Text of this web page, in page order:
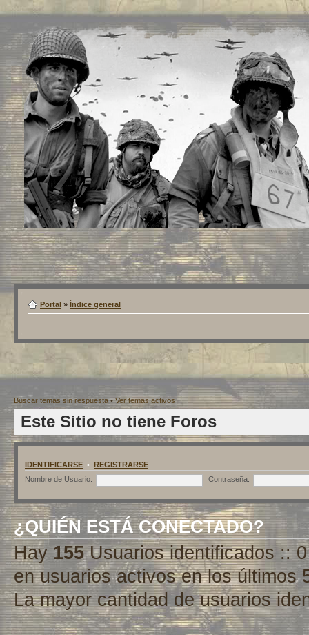
Portal » Índice general
Buscar temas sin respuesta•Ver temas activos
Este Sitio no tiene Foros
IDENTIFICARSE • REGISTRARSE
Nombre de Usuario:
Contraseña:
¿QUIÉN ESTÁ CONECTADO?
Hay155Usuarios identificados ::
en usuarios activos en los últimos
La mayor cantidad de usuarios